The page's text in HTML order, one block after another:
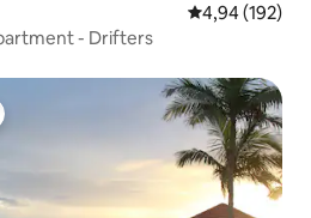
Gemiddelde
4,94 (192)
- Drifters